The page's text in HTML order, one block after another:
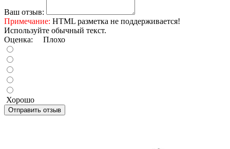
Ваш отзыв:
Примечание: HTML разметка не поддерживается!
Используйте обычный текст.
Оценка: Плохо
Хорошо
Отправить отзыв